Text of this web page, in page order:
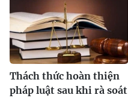
Thách thức hoàn thiện
pháp luật sau khi rà soát